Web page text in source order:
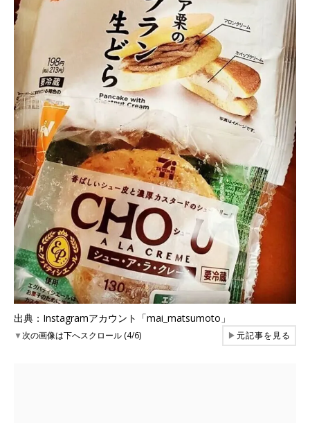
出典：Instagramアカウント「mai_matsumoto」
▼次の画像は下へスクロール (4/6) ▶元記事を見る